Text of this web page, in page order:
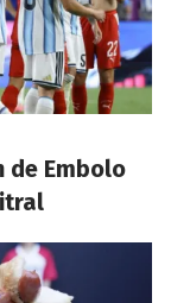
de Embolo